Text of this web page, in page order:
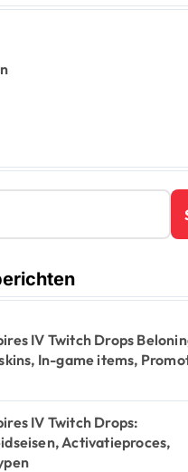
IV Twitch Drops
In-game items,
IV Twitch Drops:
Activatieproces,